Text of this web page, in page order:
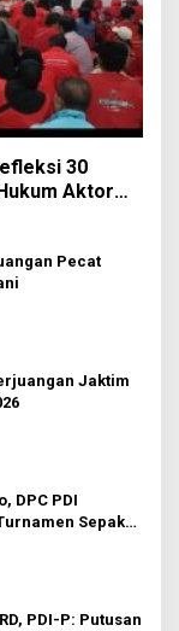
30
Aktor
Pecat
Jaktim
DPC PDI
Sepak
PDI-P: Putusan